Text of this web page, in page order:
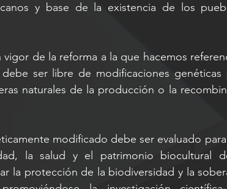
y base de la existencia de los
de la reforma a la que hacemos
ser libre de modificaciones genéticas
naturales de la producción o la
modificado debe ser evaluado
la salud y el patrimonio biocultural
la protección de la biodiversidad y la